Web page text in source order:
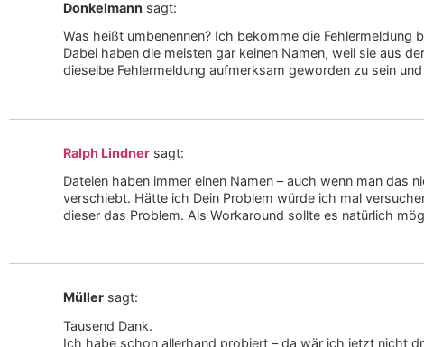
Donkelmann sagt:
Was heißt umbenennen? Ich bekomme die Fehlermeldung
Dabei haben die meisten gar keinen Namen, weil sie aus
dieselbe Fehlermeldung aufmerksam geworden zu sein
Ralph Lindner sagt:
Dateien haben immer einen Namen – auch wenn man
verschiebt. Hätte ich Dein Problem würde ich mal
dieser das Problem. Als Workaround sollte es natürlich
Müller sagt:
Tausend Dank.
Ich habe schon allerhand probiert – da wär ich jetzt nicht